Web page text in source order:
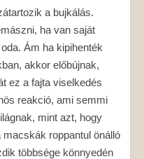
a bujkálás.
ha van saját
Ám ha kipihenték
akkor előbújnak,
ez a fajta viselkedés
reakció, ami semmi
mint azt, hogy
macskák roppantul önálló
többsége könnyedén